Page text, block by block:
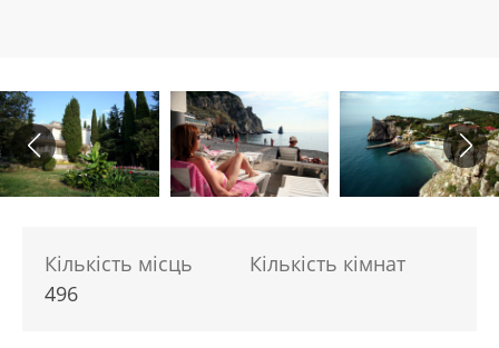
Кількість місць
496
Кількість кімнат